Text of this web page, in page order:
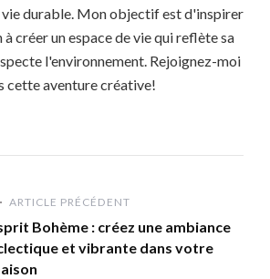
durable. Mon objectif est d'inspirer
créer un espace de vie qui reflète sa
l'environnement. Rejoignez-moi
cette aventure créative!
ARTICLE PRÉCÉDENT
Bohème : créez une ambiance
et vibrante dans votre